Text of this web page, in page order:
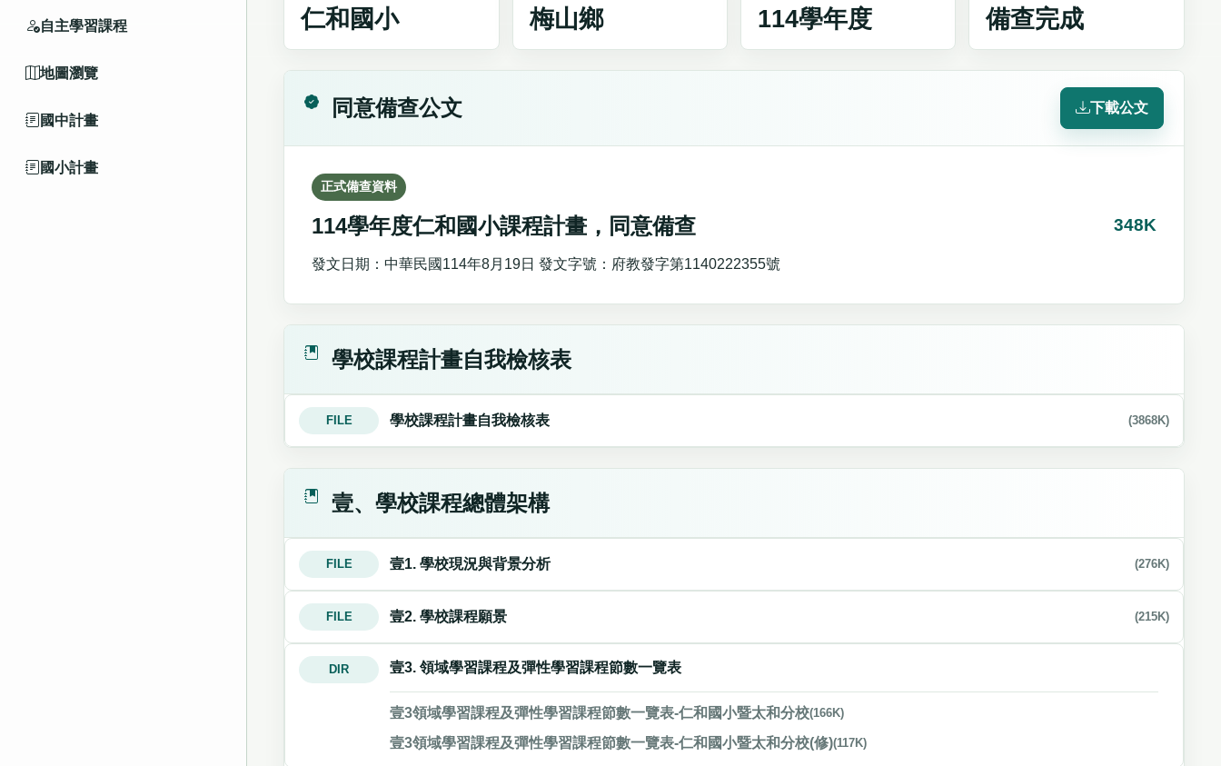
自主學習課程
地圖瀏覽
國中計畫
國小計畫
仁和國小 梅山鄉 114學年度 備查完成
同意備查公文 下載公文
正式備查資料
114學年度仁和國小課程計畫，同意備查
發文日期：中華民國114年8月19日 發文字號：府教發字第1140222355號
348K
學校課程計畫自我檢核表
FILE 學校課程計畫自我檢核表 (3868K)
壹、學校課程總體架構
FILE 壹1. 學校現況與背景分析 (276K)
FILE 壹2. 學校課程願景 (215K)
DIR 壹3. 領域學習課程及彈性學習課程節數一覽表
壹3領域學習課程及彈性學習課程節數一覽表-仁和國小暨太和分校(166K)
壹3領域學習課程及彈性學習課程節數一覽表-仁和國小暨太和分校(修)(117K)